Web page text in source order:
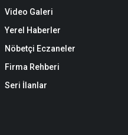
Video Galeri
Yerel Haberler
Nöbetçi Eczaneler
Firma Rehberi
Seri İlanlar